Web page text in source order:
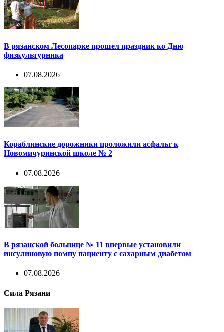
В рязанском Лесопарке прошел праздник ко Дню
физкультурника
07.08.2026
Кораблинские дорожники проложили асфальт к
Новомичуринской школе № 2
07.08.2026
В рязанской больнице № 11 впервые установили
инсулиновую помпу пациенту с сахарным диабетом
07.08.2026
Сила Рязани